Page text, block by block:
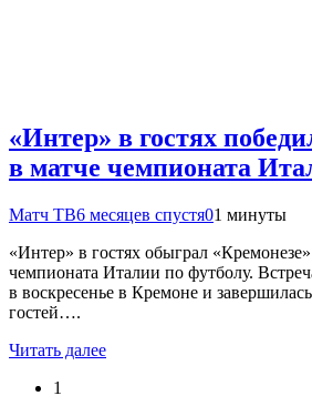
«Интер» в гостях
в матче чемпионата
Матч ТВ6 месяцев спустя01 минуты
«Интер» в гостях обыграл «Кремонезе»
чемпионата Италии по футболу.
в воскресенье в Кремоне и
гостей….
Читать далее
1